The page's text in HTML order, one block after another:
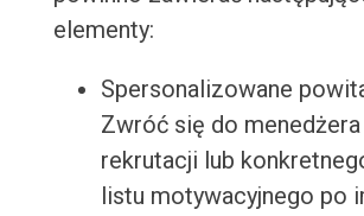
elementy:
Spersonalizowane
Zwróć się do menedżera
rekrutacji lub
listu motywacyjnego po